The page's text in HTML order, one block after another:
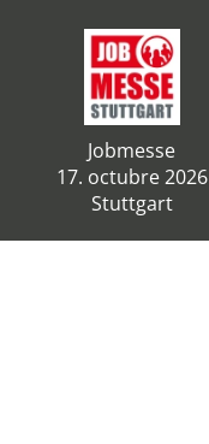
Jobmesse
17. octubre 2026
Stuttgart